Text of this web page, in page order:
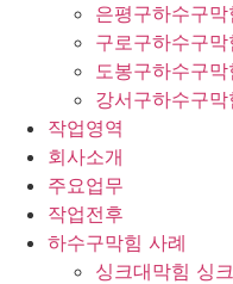
은평구하수구
구로구하수구
도봉구하수구
강서구하수구
작업영역
회사소개
주요업무
작업전후
하수구막힘 사례
싱크대막힘 싱